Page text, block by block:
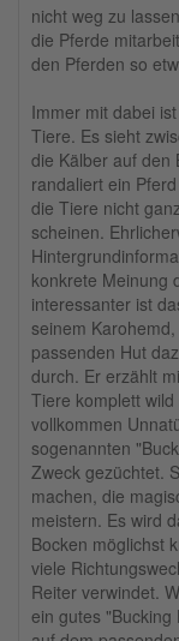
nicht weg zu
die Pferde
den Pferden so
Immer mit dabei
Tiere. Es sieht
die Kälber auf den
randaliert ein
die Tiere nicht
scheinen.
konkrete Meinung
interessanter ist
seinem
passenden Hut
durch. Er erzählt
Tiere komplett
vollkommen
sogenannten
Zweck gezüchtet.
machen, die
meistern. Es wird
Bocken möglichst
viele
Reiter verwindet.
ein gutes